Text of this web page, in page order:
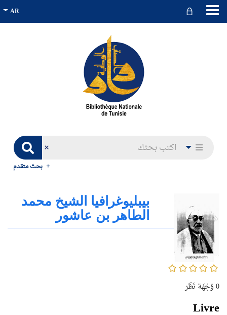
بحث متقدم
0/5
0وُجْهَة نَظَر
بيبليوغرافيا الشيخ محمد
الطاهر بن عاشور
Livre